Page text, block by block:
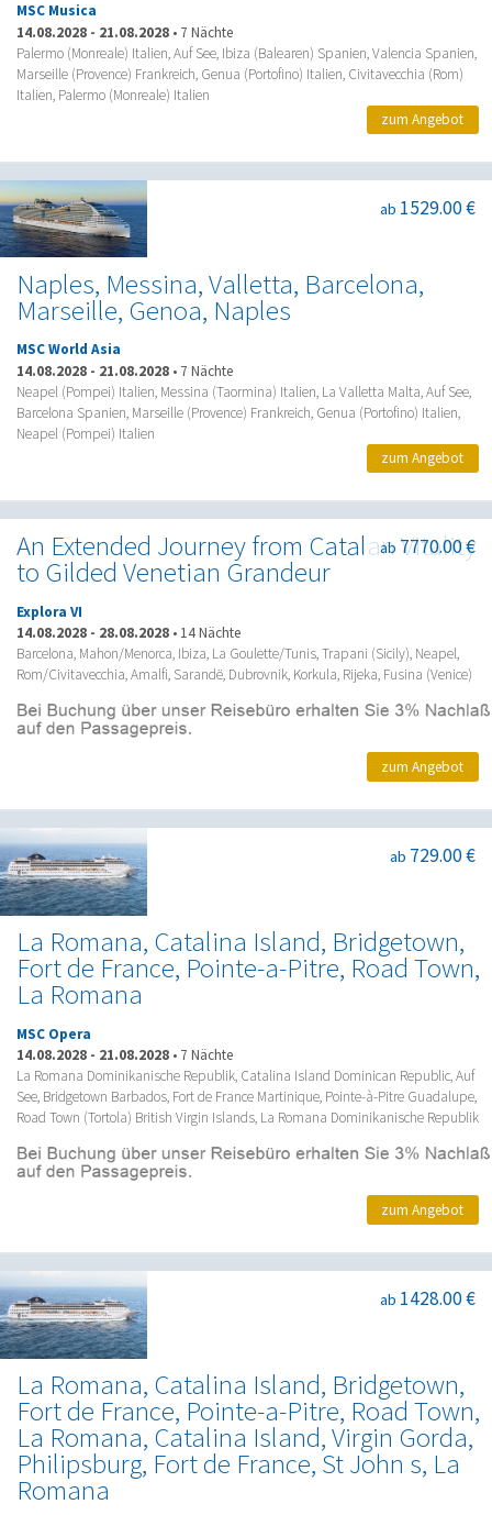
MSC Musica
14.08.2028 - 21.08.2028 • 7 Nächte
Palermo (Monreale) Italien, Auf See, Ibiza (Balearen) Spanien, Valencia Spanien,
Marseille (Provence) Frankreich, Genua (Portofino) Italien, Civitavecchia (Rom)
Italien, Palermo (Monreale) Italien
zum Angebot
Naples, Messina, Valletta, Barcelona,
Marseille, Genoa, Naples
ab 1529.00 €
MSC World Asia
14.08.2028 - 21.08.2028 • 7 Nächte
Neapel (Pompei) Italien, Messina (Taormina) Italien, La Valletta Malta, Auf See,
Barcelona Spanien, Marseille (Provence) Frankreich, Genua (Portofino) Italien,
Neapel (Pompei) Italien
zum Angebot
An Extended Journey from Catalan Vitality
to Gilded Venetian Grandeur
ab 7770.00 €
Explora VI
14.08.2028 - 28.08.2028 • 14 Nächte
Barcelona, Mahon/Menorca, Ibiza, La Goulette/Tunis, Trapani (Sicily), Neapel,
Rom/Civitavecchia, Amalfi, Sarandë, Dubrovnik, Korkula, Rijeka, Fusina (Venice)
zum Angebot
La Romana, Catalina Island, Bridgetown,
Fort de France, Pointe-a-Pitre, Road Town,
La Romana
ab 729.00 €
MSC Opera
14.08.2028 - 21.08.2028 • 7 Nächte
La Romana Dominikanische Republik, Catalina Island Dominican Republic, Auf
See, Bridgetown Barbados, Fort de France Martinique, Pointe-à-Pitre Guadalupe,
Road Town (Tortola) British Virgin Islands, La Romana Dominikanische Republik
zum Angebot
La Romana, Catalina Island, Bridgetown,
Fort de France, Pointe-a-Pitre, Road Town,
La Romana, Catalina Island, Virgin Gorda,
Philipsburg, Fort de France, St John s, La
Romana
ab 1428.00 €